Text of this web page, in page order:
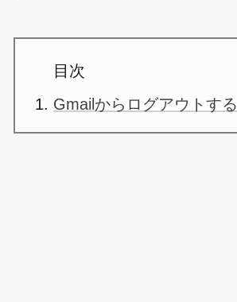
目次
Gmailからログアウトする